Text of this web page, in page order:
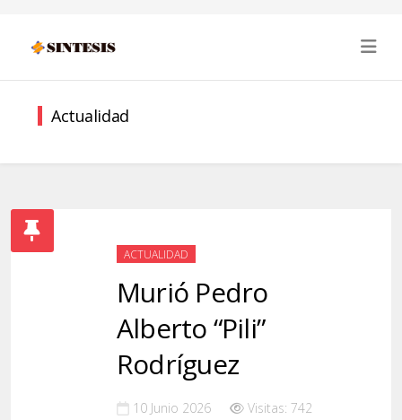
Actualidad
ACTUALIDAD
Murió Pedro
Alberto “Pili”
Rodríguez
10 Junio 2026 Visitas: 742